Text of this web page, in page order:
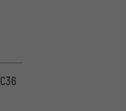
auf 13 Bewertungen